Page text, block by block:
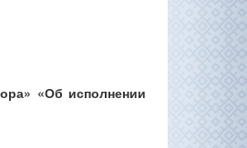
«Об исполнении